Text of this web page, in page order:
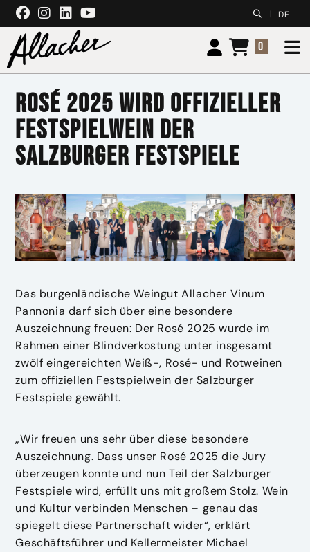
Zum Inhalt springen
| DE
0
Rosé 2025 wird offizieller
Festspielwein der
Salzburger Festspiele
Das burgenländische Weingut Allacher Vinum
Pannonia darf sich über eine besondere
Auszeichnung freuen: Der Rosé 2025 wurde im
Rahmen einer Blindverkostung unter insgesamt
zwölf eingereichten Weiß-, Rosé- und Rotweinen
zum offiziellen Festspielwein der Salzburger
Festspiele gewählt.
„Wir freuen uns sehr über diese besondere
Auszeichnung. Dass unser Rosé 2025 die Jury
überzeugen konnte und nun Teil der Salzburger
Festspiele wird, erfüllt uns mit großem Stolz. Wein
und Kultur verbinden Menschen – genau das
spiegelt diese Partnerschaft wider“, erklärt
Geschäftsführer und Kellermeister Michael